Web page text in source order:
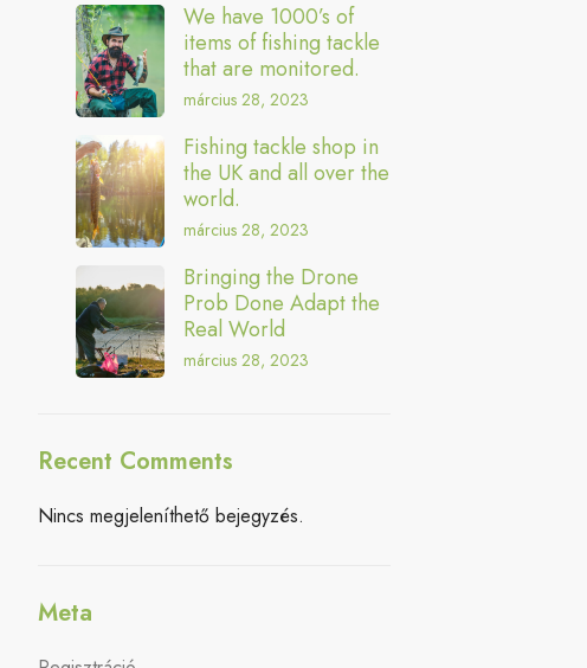
We have 1000’s of
items of fishing tackle
that are monitored.
március 28, 2023
Fishing tackle shop in
the UK and all over the
world.
március 28, 2023
Bringing the Drone
Prob Done Adapt the
Real World
március 28, 2023
Recent Comments
Nincs megjeleníthető bejegyzés.
Meta